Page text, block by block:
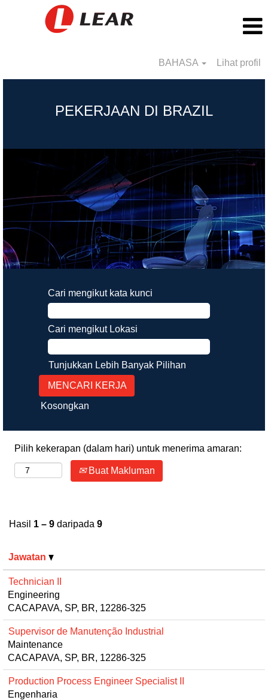
BAHASA Lihat profil
PEKERJAAN DI BRAZIL
Cari mengikut kata kunci
Cari mengikut Lokasi
Tunjukkan Lebih Banyak Pilihan
Kosongkan
Pilih kekerapan (dalam hari) untuk menerima amaran:
Buat Makluman
Hasil 1 – 9 daripada 9
Jawatan
Technician II
Engineering
CACAPAVA, SP, BR, 12286-325
Supervisor de Manutenção Industrial
Maintenance
CACAPAVA, SP, BR, 12286-325
Production Process Engineer Specialist II
Engenharia